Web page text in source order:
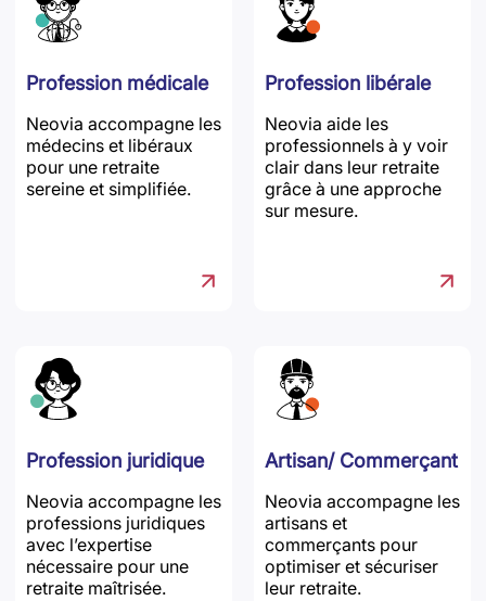
Profession médicale
Neovia accompagne les
médecins et libéraux
pour une retraite
sereine et simplifiée.
Profession libérale
Neovia aide les
professionnels à y voir
clair dans leur retraite
grâce à une approche
sur mesure.
Profession juridique
Neovia accompagne les
professions juridiques
avec l’expertise
nécessaire pour une
retraite maîtrisée.
Artisan/ Commerçant
Neovia accompagne les
artisans et
commerçants pour
optimiser et sécuriser
leur retraite.